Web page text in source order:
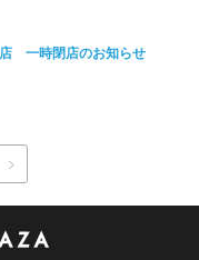
店 一時閉店のお知らせ